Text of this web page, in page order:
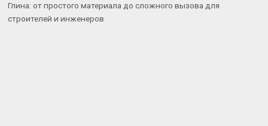
Глина: от простого материала до сложного вызова для
строителей и инженеров